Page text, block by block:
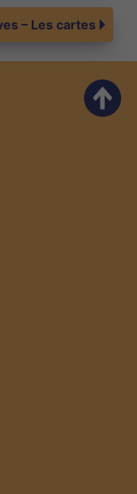
– Les cartes